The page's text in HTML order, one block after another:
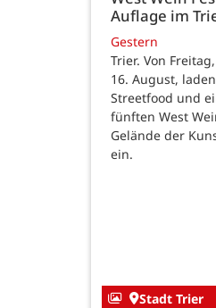
Auflage im
Gestern
Trier. Von
16. August,
Streetfood und
fünften West
Gelände der
ein.
Stadt Trier